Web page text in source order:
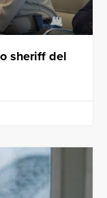
sheriff del